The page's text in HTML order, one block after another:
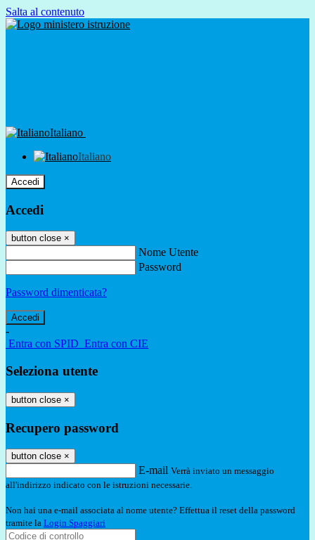
Salta al contenuto
Italiano
Italiano
Accedi
Accedi
button close ×
Nome Utente
Password
Password dimenticata?
-
Entra con SPID Entra con CIE
Seleziona utente
button close ×
Recupero password
button close ×
E-mail Verrà inviato un messaggio
all'indirizzo indicato con le istruzioni necessarie.
Non hai una e-mail associata al nome utente? Effettua il reset della password
tramite la Login Spaggiari